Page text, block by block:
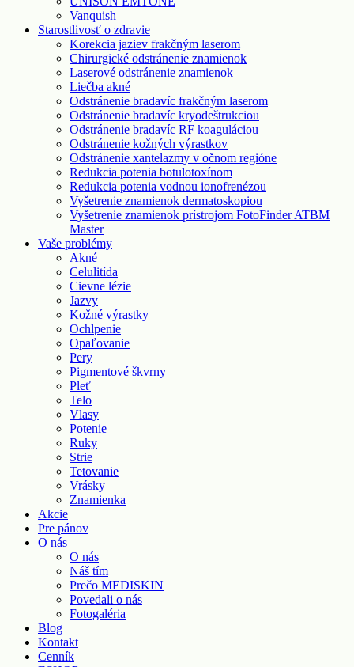
Vanquish
Starostlivosť o zdravie
Korekcia jaziev frakčným laserom
Chirurgické odstránenie znamienok
Laserové odstránenie znamienok
Liečba akné
Odstránenie bradavíc frakčným laserom
Odstránenie bradavíc kryodeštrukciou
Odstránenie bradavíc RF koaguláciou
Odstránenie kožných výrastkov
Odstránenie xantelazmy v očnom regióne
Redukcia potenia botulotoxínom
Redukcia potenia vodnou ionofrenézou
Vyšetrenie znamienok dermatoskopiou
Vyšetrenie znamienok prístrojom FotoFinder ATBM
Master
Vaše problémy
Akné
Celulitída
Cievne lézie
Jazvy
Kožné výrastky
Ochlpenie
Opaľovanie
Pery
Pigmentové škvrny
Pleť
Telo
Vlasy
Potenie
Ruky
Strie
Tetovanie
Vrásky
Znamienka
Akcie
Pre pánov
O nás
O nás
Náš tím
Prečo MEDISKIN
Povedali o nás
Fotogaléria
Blog
Kontakt
Cenník